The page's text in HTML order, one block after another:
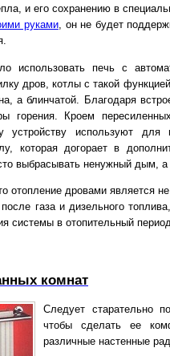
и его сохранению в
руками, он не будет
использовать печь с
дров, котлы с такой
а блинчатой. Благодаря
горения. Кроем
устройству используют
которая догорает в
выбрасывать ненужный дым, а
отопление дровами является
газа и дизельного
системы в отопительный
комнат
Следует старательно
чтобы сделать ее
различные настенные